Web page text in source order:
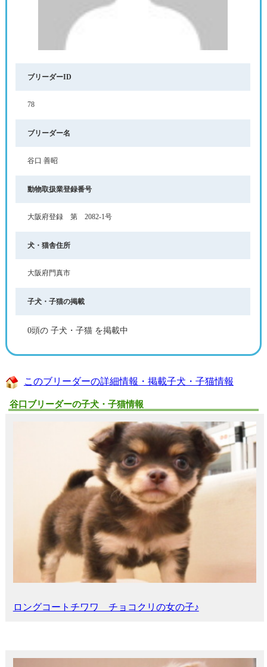
ブリーダーID
78
ブリーダー名
谷口 善昭
動物取扱業登録番号
大阪府登録 第 2082-1号
犬・猫舎住所
大阪府門真市
子犬・子猫の掲載
0頭の 子犬・子猫 を掲載中
このブリーダーの詳細情報・掲載子犬・子猫情報
谷口ブリーダーの子犬・子猫情報
ロングコートチワワ チョコクリの女の子♪